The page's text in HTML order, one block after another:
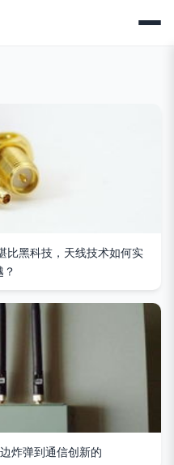
比黑科技，天线技术如何实
？
炸弹到通信创新的